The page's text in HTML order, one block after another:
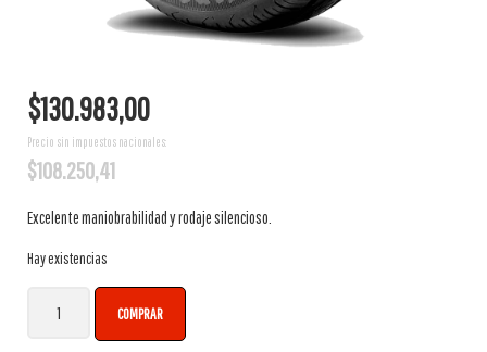
$130.983,00
Precio sin impuestos nacionales:
$108.250,41
Excelente maniobrabilidad y rodaje silencioso.
Hay existencias
Neumático Firestone 175/70R14 84T F-600 cantidad
COMPRAR